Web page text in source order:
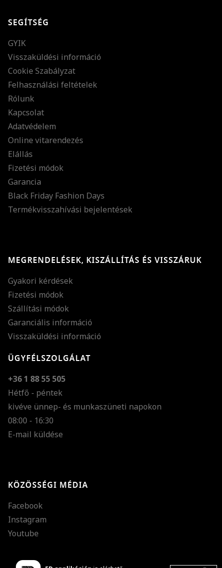
SEGÍTSÉG
GYIK
Visszaküldési információ
Cookie Szabályzat
Felhasználási feltételek
Rólunk
Kapcsolat
Adatvédelem
Online vitarendezés
Elállás
Fizetési módok
Garancia
Black Friday Fashion Days
Termékvisszahívási bejelentések
MEGRENDELÉSEK, KISZÁLLÍTÁS ÉS VISSZÁRUK
Gyakori kérdések
Fizetési módok
Szállítási módok
Garanciális információ
Visszaküldési információ
ÜGYFÉLSZOLGÁLAT
+36 1 88 55 505
Hétfő - péntek
kivéve ünnep- és munkaszüneti napokon
08:00 - 16:30
E-mail küldése
KÖZÖSSÉGI MÉDIA
Facebook
Instagram
Youtube